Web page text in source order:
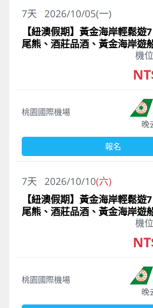
2026/10/05(一)
7天
【紐澳假期】黃金海岸輕鬆遊
尾熊、酒莊品酒、黃金海岸遊
機位
桃園國際機場
晚
報名
2026/10/10(六)
7天
【紐澳假期】黃金海岸輕鬆遊
尾熊、酒莊品酒、黃金海岸遊
機位
桃園國際機場
晚